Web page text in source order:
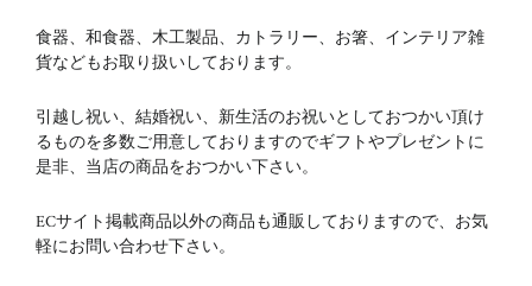
食器、和食器、木工製品、カトラリー、お箸、インテリア雑
貨などもお取り扱いしております。
引越し祝い、結婚祝い、新生活のお祝いとしておつかい頂け
るものを多数ご用意しておりますのでギフトやプレゼントに
是非、当店の商品をおつかい下さい。
ECサイト掲載商品以外の商品も通販しておりますので、お気
軽にお問い合わせ下さい。